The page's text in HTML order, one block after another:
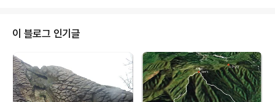
린 한 겨울의 앙상함을 보이게 되었고 추석연후 이후 7일-
9일경부터는 1000미터대 이상에서도 단풍이 말라가고 있
는 상황이다. 10월 9일 현재 해발 700미터 까지 단풍이
내려와 있는 상태이고 절정을 맞고 있는 구간 또한 600 -
1000미터 고도이며 한달이상 계속된 가뭄현상으로 인해
단풍잎이 급속도로 말라가고 ..
이 블로그 인기글